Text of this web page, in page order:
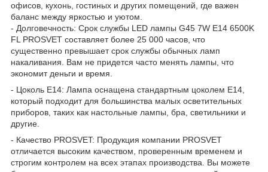
офисов, кухонь, гостиных и других помещений, где важен
баланс между яркостью и уютом.
- Долговечность: Срок службы LED лампы G45 7W E14 6500K
FL PROSVET составляет более 25 000 часов, что
существенно превышает срок службы обычных ламп
накаливания. Вам не придется часто менять лампы, что
экономит деньги и время.
- Цоколь E14: Лампа оснащена стандартным цоколем E14,
который подходит для большинства малых осветительных
приборов, таких как настольные лампы, бра, светильники и
другие.
- Качество PROSVET: Продукция компании PROSVET
отличается высоким качеством, проверенным временем и
строгим контролем на всех этапах производства. Вы можете